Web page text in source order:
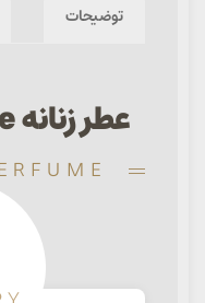
توضیحات
عطر زنانه Chloe Narcisse